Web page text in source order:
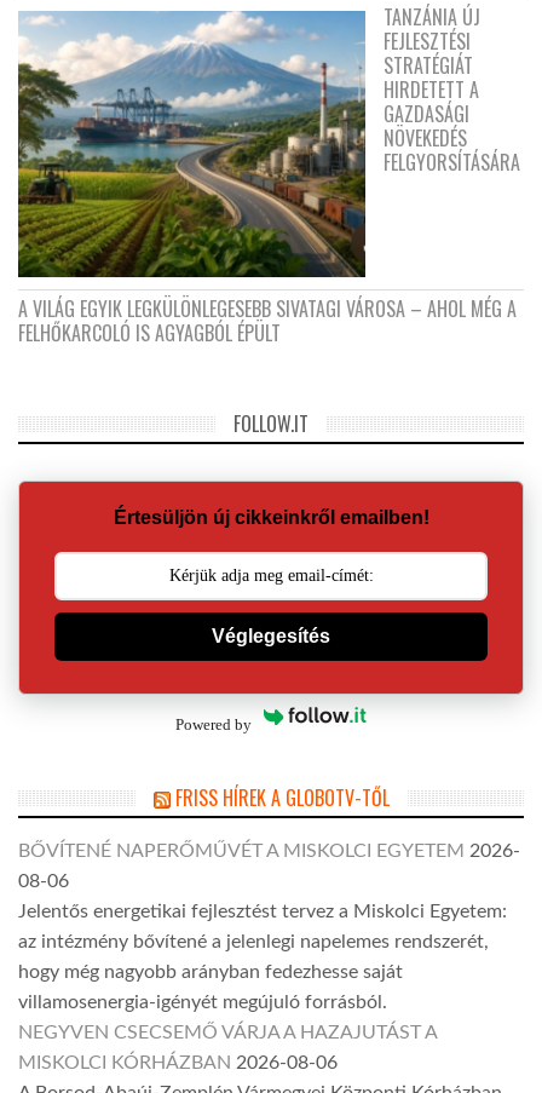
TANZÁNIA ÚJ
FEJLESZTÉSI
STRATÉGIÁT
HIRDETETT A
GAZDASÁGI
NÖVEKEDÉS
FELGYORSÍTÁSÁRA
A VILÁG EGYIK LEGKÜLÖNLEGESEBB SIVATAGI VÁROSA – AHOL MÉG A
FELHŐKARCOLÓ IS AGYAGBÓL ÉPÜLT
FOLLOW.IT
Értesüljön új cikkeinkről emailben!
Véglegesítés
Powered by
FRISS HÍREK A GLOBOTV-TŐL
BŐVÍTENÉ NAPERŐMŰVÉT A MISKOLCI EGYETEM 2026-
08-06
Jelentős energetikai fejlesztést tervez a Miskolci Egyetem:
az intézmény bővítené a jelenlegi napelemes rendszerét,
hogy még nagyobb arányban fedezhesse saját
villamosenergia-igényét megújuló forrásból.
NEGYVEN CSECSEMŐ VÁRJA A HAZAJUTÁST A
MISKOLCI KÓRHÁZBAN 2026-08-06